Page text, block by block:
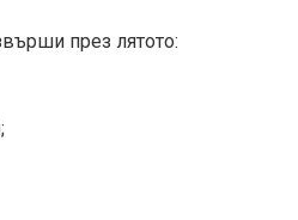
през лятото: